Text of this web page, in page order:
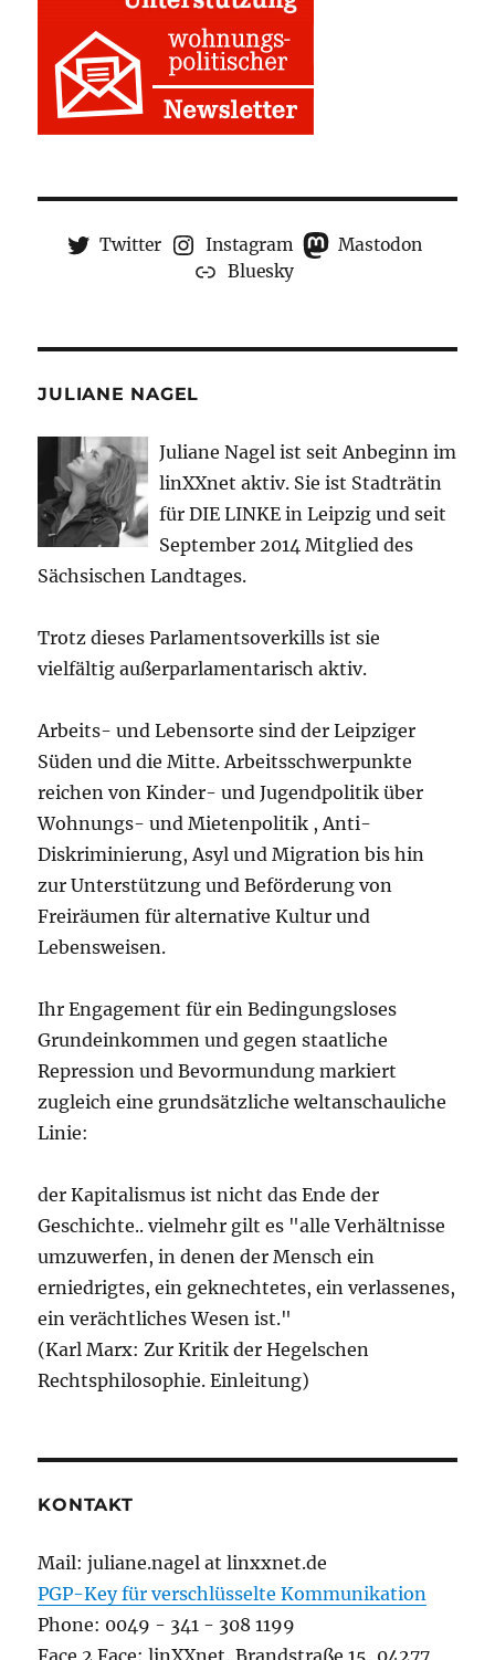
Twitter Instagram
Mastodon
Bluesky
JULIANE NAGEL
Juliane Nagel ist seit Anbeginn im
linXXnet aktiv. Sie ist Stadträtin
für DIE LINKE in Leipzig und seit
September 2014 Mitglied des
Sächsischen Landtages.
Trotz dieses Parlamentsoverkills ist sie
vielfältig außerparlamentarisch aktiv.
Arbeits- und Lebensorte sind der Leipziger
Süden und die Mitte. Arbeitsschwerpunkte
reichen von Kinder- und Jugendpolitik über
Wohnungs- und Mietenpolitik , Anti-
Diskriminierung, Asyl und Migration bis hin
zur Unterstützung und Beförderung von
Freiräumen für alternative Kultur und
Lebensweisen.
Ihr Engagement für ein Bedingungsloses
Grundeinkommen und gegen staatliche
Repression und Bevormundung markiert
zugleich eine grundsätzliche weltanschauliche
Linie:
der Kapitalismus ist nicht das Ende der
Geschichte.. vielmehr gilt es "alle Verhältnisse
umzuwerfen, in denen der Mensch ein
erniedrigtes, ein geknechtetes, ein verlassenes,
ein verächtliches Wesen ist."
(Karl Marx: Zur Kritik der Hegelschen
Rechtsphilosophie. Einleitung)
KONTAKT
Mail: juliane.nagel at linxxnet.de
PGP-Key für verschlüsselte Kommunikation
Phone: 0049 - 341 - 308 1199
Face 2 Face: linXXnet, Brandstraße 15, 04277